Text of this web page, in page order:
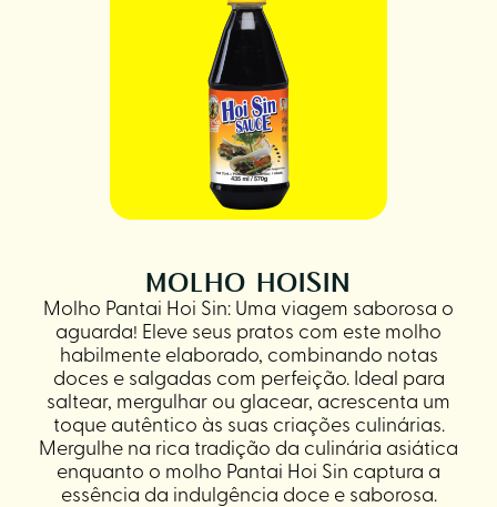
MOLHO HOISIN
Molho Pantai Hoi Sin: Uma viagem saborosa o
aguarda! Eleve seus pratos com este molho
habilmente elaborado, combinando notas
doces e salgadas com perfeição. Ideal para
saltear, mergulhar ou glacear, acrescenta um
toque autêntico às suas criações culinárias.
Mergulhe na rica tradição da culinária asiática
enquanto o molho Pantai Hoi Sin captura a
essência da indulgência doce e saborosa.